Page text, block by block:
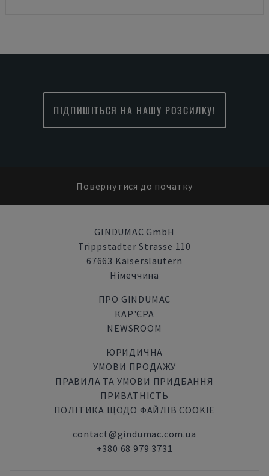
ПІДПИШІТЬСЯ НА НАШУ РОЗСИЛКУ!
Повернутися до початку
GINDUMAC GmbH
Trippstadter Strasse 110
67663 Kaiserslautern
Німеччина
ПРО GINDUMAC
КАР'ЄРА
NEWSROOM
ЮРИДИЧНА
УМОВИ ПРОДАЖУ
ПРАВИЛА ТА УМОВИ ПРИДБАННЯ
ПРИВАТНІСТЬ
ПОЛІТИКА ЩОДО ФАЙЛІВ COOKIE
contact@gindumac.com.ua
+380 68 979 3731